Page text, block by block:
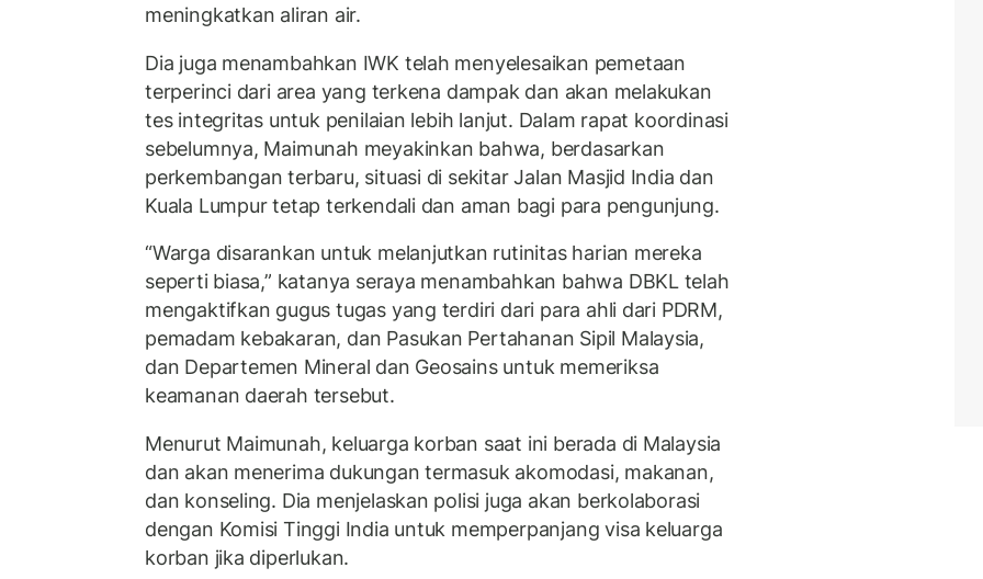
meningkatkan aliran air.
Dia juga menambahkan IWK telah menyelesaikan pemetaan
terperinci dari area yang terkena dampak dan akan melakukan
tes integritas untuk penilaian lebih lanjut. Dalam rapat koordinasi
sebelumnya, Maimunah meyakinkan bahwa, berdasarkan
perkembangan terbaru, situasi di sekitar Jalan Masjid India dan
Kuala Lumpur tetap terkendali dan aman bagi para pengunjung.
“Warga disarankan untuk melanjutkan rutinitas harian mereka
seperti biasa,” katanya seraya menambahkan bahwa DBKL telah
mengaktifkan gugus tugas yang terdiri dari para ahli dari PDRM,
pemadam kebakaran, dan Pasukan Pertahanan Sipil Malaysia,
dan Departemen Mineral dan Geosains untuk memeriksa
keamanan daerah tersebut.
Menurut Maimunah, keluarga korban saat ini berada di Malaysia
dan akan menerima dukungan termasuk akomodasi, makanan,
dan konseling. Dia menjelaskan polisi juga akan berkolaborasi
dengan Komisi Tinggi India untuk memperpanjang visa keluarga
korban jika diperlukan.